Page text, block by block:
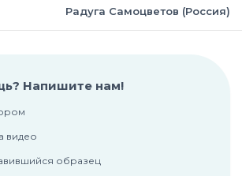
Радуга Самоцветов (Россия)
Напишите нам!
видео
образец